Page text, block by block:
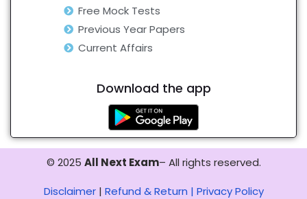
Free Mock Tests
Previous Year Papers
Current Affairs
Download the app
© 2025 All Next Exam– All rights reserved.
Disclaimer| Refund & Return | Privacy Policy